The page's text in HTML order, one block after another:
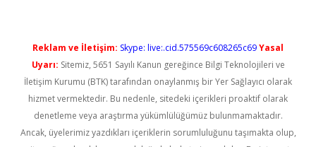
Reklam ve İletişim: Skype: live:.cid.575569c608265c69Yasal
Uyarı: Sitemiz, 5651 Sayılı Kanun gereğince Bilgi Teknolojileri ve
İletişim Kurumu (BTK) tarafından onaylanmış bir Yer Sağlayıcı olarak
hizmet vermektedir. Bu nedenle, sitedeki içerikleri proaktif olarak
denetleme veya araştırma yükümlülüğümüz bulunmamaktadır.
Ancak, üyelerimiz yazdıkları içeriklerin sorumluluğunu taşımakta olup,